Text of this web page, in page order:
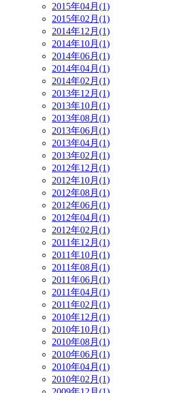
2015年04月(1)
2015年02月(1)
2014年12月(1)
2014年10月(1)
2014年06月(1)
2014年04月(1)
2014年02月(1)
2013年12月(1)
2013年10月(1)
2013年08月(1)
2013年06月(1)
2013年04月(1)
2013年02月(1)
2012年12月(1)
2012年10月(1)
2012年08月(1)
2012年06月(1)
2012年04月(1)
2012年02月(1)
2011年12月(1)
2011年10月(1)
2011年08月(1)
2011年06月(1)
2011年04月(1)
2011年02月(1)
2010年12月(1)
2010年10月(1)
2010年08月(1)
2010年06月(1)
2010年04月(1)
2010年02月(1)